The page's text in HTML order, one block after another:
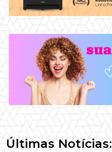
Últimas Notícias: